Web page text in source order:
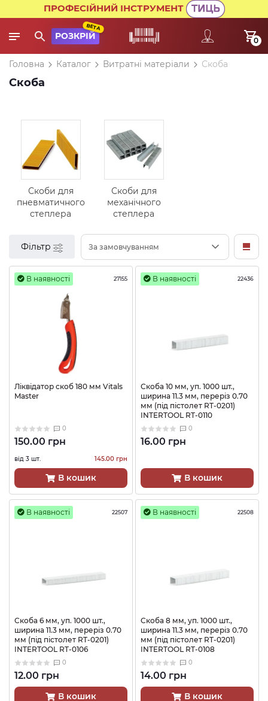
ПРОФЕСІЙНИЙ ІНСТРУМЕНТ
РОЗКРІЙ
BETA
0
Головна Каталог Витратні матеріали Скоба
Скоба
Скоби для
пневматичного
степлера
Скоби для
механічного
степлера
Фільтр За замовчуванням
В наявності 27155
Ліквідатор скоб 180 мм Vitals
Master
0
150.00 грн
від 3 шт. 145.00 грн
В кошик
В наявності 22436
Скоба 10 мм, уп. 1000 шт.,
ширина 11.3 мм, переріз 0.70
мм (під пістолет RT-0201)
INTERTOOL RT-0110
0
16.00 грн
В кошик
В наявності 22507
Скоба 6 мм, уп. 1000 шт.,
ширина 11.3 мм, переріз 0.70
мм (під пістолет RT-0201)
INTERTOOL RT-0106
0
12.00 грн
В кошик
В наявності 22508
Скоба 8 мм, уп. 1000 шт.,
ширина 11.3 мм, переріз 0.70
мм (під пістолет RT-0201)
INTERTOOL RT-0108
0
14.00 грн
В кошик